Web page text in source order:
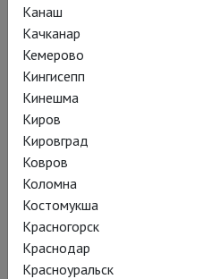
Канаш
Качканар
Кемерово
Кингисепп
Кинешма
Киров
Кировград
Ковров
Коломна
Костомукша
Красногорск
Краснодар
Красноуральск